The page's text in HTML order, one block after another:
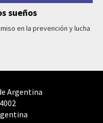
sueños
en la prevención y lucha
Argentina